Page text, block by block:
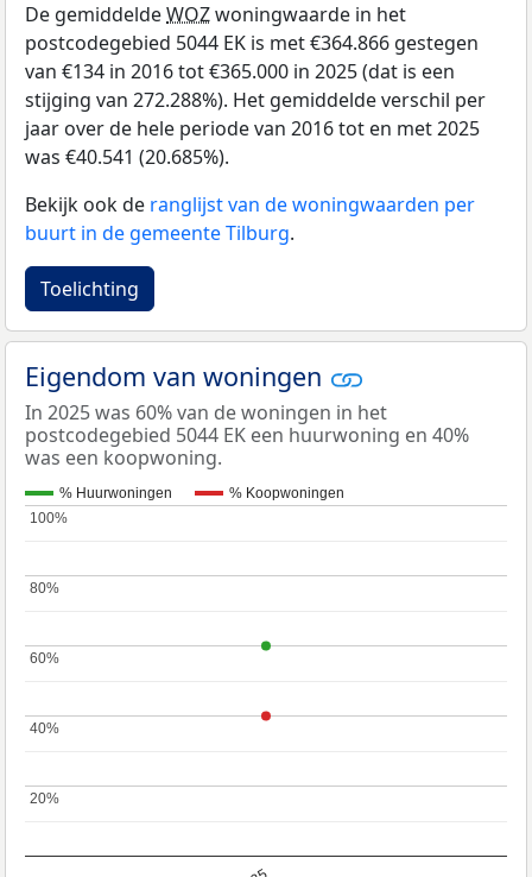
De gemiddeldeWOZwoningwaarde in het
postcodegebied 5044 EK is met €364.866 gestegen
van €134 in 2016 tot €365.000 in 2025 (dat is een
stijging van 272.288%). Het gemiddelde verschil per
jaar over de hele periode van 2016 tot en met 2025
was €40.541 (20.685%).
Bekijk ook de ranglijst van de woningwaarden per
buurt in de gemeente Tilburg.
Toelichting
Eigendom van woningen
In 2025 was 60% van de woningen in het
postcodegebied 5044 EK een huurwoning en 40%
was een koopwoning.
% Huurwoningen % Koopwoningen
20%
20%
40%
40%
60%
60%
80%
80%
100%
100%